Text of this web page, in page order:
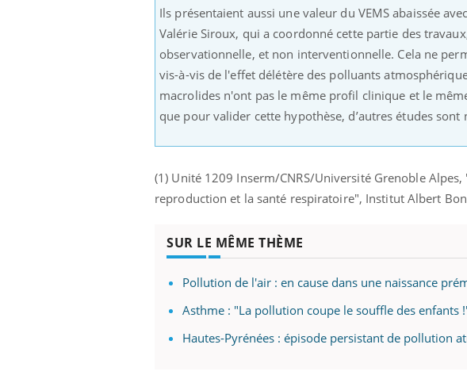
Ils présentaient aussi une valeur du VEMS abaissée
Valérie Siroux, qui a coordonné cette partie des
observationnelle, et non interventionnelle. Cela ne
vis-à-vis de l'effet délétère des polluants
macrolides n'ont pas le même profil clinique et le
que pour valider cette hypothèse, d’autres études sont
(1) Unité 1209 Inserm/CNRS/Université Grenoble
reproduction et la santé respiratoire", Institut Albert
SUR LE MÊME THÈME
Pollution de l'air : en cause dans une naissance
Asthme : "La pollution coupe le souffle des enfants
Hautes-Pyrénées : épisode persistant de pollution
Insuline & Charge mentale : et si on
osait en parler?? Youtube
En 2026, l'insuline dans le diabète de type 2
reste entourée d'idées reçues chez les
Youtube
Eczéma Chronique
préparer pour l’été !
L'été arrive… et avec
rythme de vie !
soleil, activités en plein
sont ...